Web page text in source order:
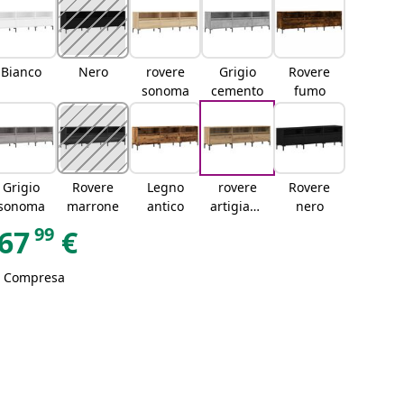
Bianco Nero
rovere
sonoma
Grigio
cemento
Rovere
fumo
Grigio
Rovere
marrone
Legno
antico
rovere
artigiana
Rovere
nero
99 €
Compresa